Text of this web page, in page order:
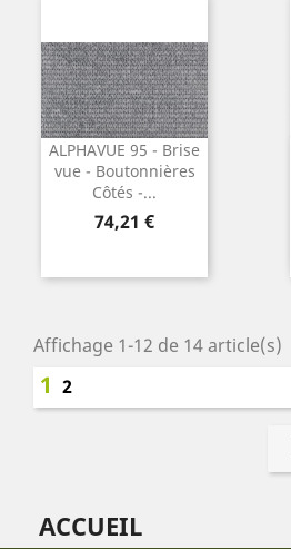
ALPHAVUE 95 - Brise
vue - Boutonnières
Côtés -...
Prix
74,21 €
Affichage 1-12 de 14 article(s)
1 2
ACCUEIL